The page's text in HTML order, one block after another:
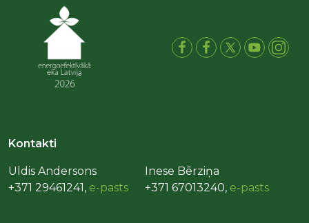
Kontakti
Uldis Andersons
+371 29461241, e-pasts
Inese Bērziņa
+371 67013240, e-pasts